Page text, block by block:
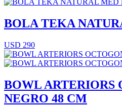
BOLA TEKA
USD 290
BOWL ARTERIORS
NEGRO 48 CM